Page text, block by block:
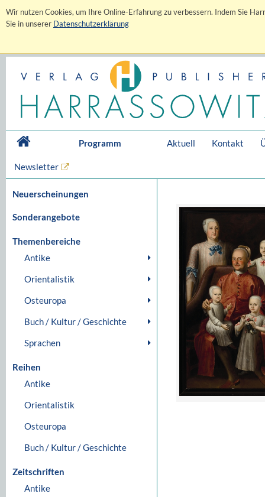
Wir nutzen Cookies, um Ihre Online-Erfahrung zu verbessern. Indem Sie
Sie in unserer Datenschutzerklärung
Programm Aktuell Kontakt
Newsletter
Neuerscheinungen
Sonderangebote
Themenbereiche
Antike
Orientalistik
Osteuropa
Buch / Kultur / Geschichte
Sprachen
Reihen
Antike
Orientalistik
Osteuropa
Buch / Kultur / Geschichte
Zeitschriften
Antike